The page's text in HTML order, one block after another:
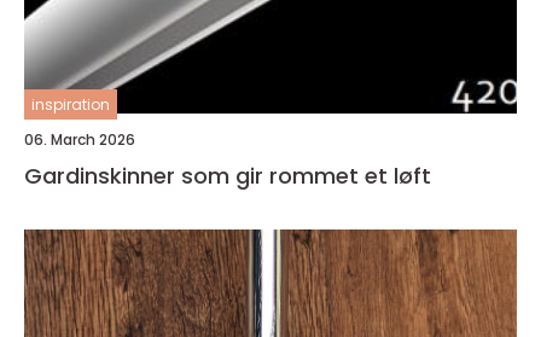
inspiration
06. March 2026
Gardinskinner som gir rommet et løft